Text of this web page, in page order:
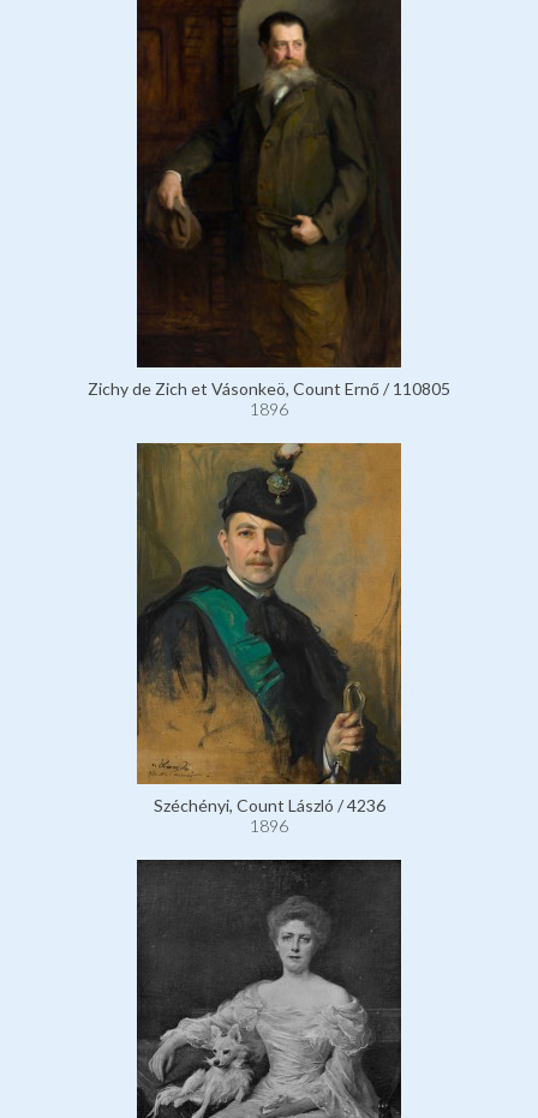
Zichy de Zich et Vásonkeö, Count Ernő / 110805
1896
Széchényi, Count László / 4236
1896